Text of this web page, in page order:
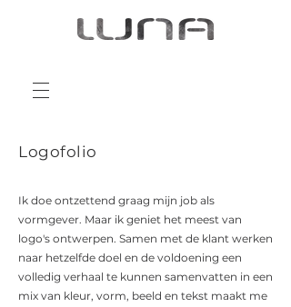
Logofolio
Ik doe ontzettend graag mijn job als
vormgever. Maar ik geniet het meest van
logo's ontwerpen. Samen met de klant werken
naar hetzelfde doel en de voldoening een
volledig verhaal te kunnen samenvatten in een
mix van kleur, vorm, beeld en tekst maakt me